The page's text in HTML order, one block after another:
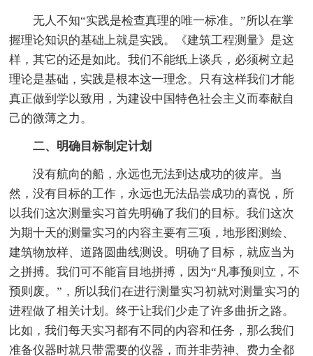
无人不知“实践是检查真理的唯一标准。”所以在掌
握理论知识的基础上就是实践。《建筑工程测量》是这
样，其它的还是如此。我们不能纸上谈兵，必须树立起
理论是基础，实践是根本这一理念。只有这样我们才能
真正做到学以致用，为建设中国特色社会主义而奉献自
己的微薄之力。
二、明确目标制定计划
没有航向的船，永远也无法到达成功的彼岸。当
然，没有目标的工作，永远也无法品尝成功的喜悦，所
以我们这次测量实习首先明确了我们的目标。我们这次
为期十天的测量实习的内容主要有三项，地形图测绘、
建筑物放样、道路圆曲线测设。明确了目标，就应当为
之拼搏。我们可不能盲目地拼搏，因为“凡事预则立，不
预则废。”，所以我们在进行测量实习初就对测量实习的
进程做了相关计划。终于让我们少走了许多曲折之路。
比如，我们每天实习都有不同的内容和任务，那么我们
准备仪器时就只带需要的仪器，而并非劳神、费力全都